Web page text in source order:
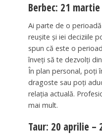
Berbec: 21
Ai parte de o
reușite și iei deciziile
spun că este o
înveți să te dezvolți
În plan personal, poți
dragoste sau poți
relația actuală.
mai mult.
Taur: 20 aprilie –